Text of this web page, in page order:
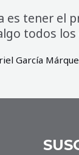
es tener el
todos los
García